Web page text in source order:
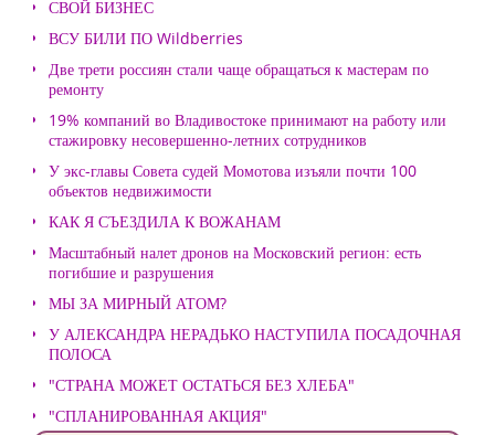
СВОЙ БИЗНЕС
ВСУ БИЛИ ПО Wildberries
Две трети россиян стали чаще обращаться к мастерам по
ремонту
19% компаний во Владивостоке принимают на работу или
стажировку несовершенно-летних сотрудников
У экс-главы Совета судей Момотова изъяли почти 100
объектов недвижимости
КАК Я СЪЕЗДИЛА К ВОЖАНАМ
Масштабный налет дронов на Московский регион: есть
погибшие и разрушения
МЫ ЗА МИРНЫЙ АТОМ?
У АЛЕКСАНДРА НЕРАДЬКО НАСТУПИЛА ПОСАДОЧНАЯ
ПОЛОСА
"СТРАНА МОЖЕТ ОСТАТЬСЯ БЕЗ ХЛЕБА"
"СПЛАНИРОВАННАЯ АКЦИЯ"